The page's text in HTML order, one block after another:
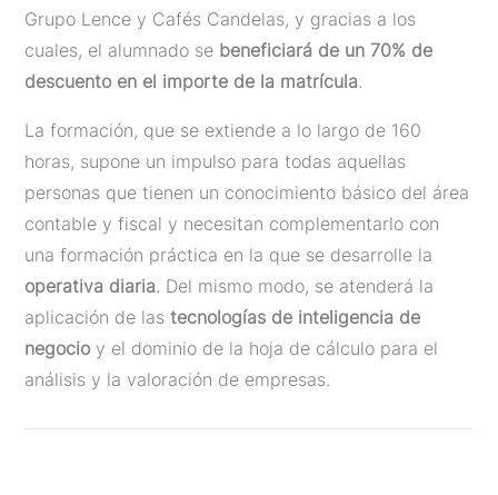
Grupo Lence y Cafés Candelas, y gracias a los
cuales, el alumnado se beneficiará de un 70% de
descuento en el importe de la matrícula.
La formación, que se extiende a lo largo de 160
horas, supone un impulso para todas aquellas
personas que tienen un conocimiento básico del área
contable y fiscal y necesitan complementarlo con
una formación práctica en la que se desarrolle la
operativa diaria. Del mismo modo, se atenderá la
aplicación de lastecnologías de inteligencia de
negocioy el dominio de la hoja de cálculo para el
análisis y la valoración de empresas.